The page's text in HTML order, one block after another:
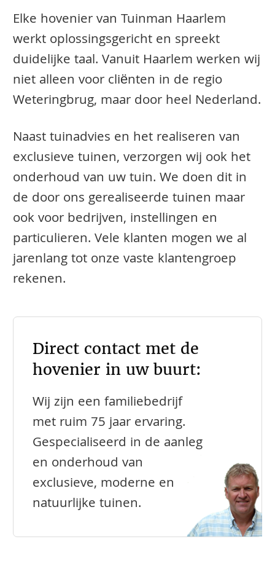
Elke hovenier van Tuinman Haarlem
werkt oplossingsgericht en spreekt
duidelijke taal. Vanuit Haarlem werken wij
niet alleen voor cliënten in de regio
Weteringbrug, maar door heel Nederland.
Naast tuinadvies en het realiseren van
exclusieve tuinen, verzorgen wij ook het
onderhoud van uw tuin. We doen dit in
de door ons gerealiseerde tuinen maar
ook voor bedrijven, instellingen en
particulieren. Vele klanten mogen we al
jarenlang tot onze vaste klantengroep
rekenen.
Direct contact met de
hovenier in uw buurt:
Wij zijn een familiebedrijf
met ruim 75 jaar ervaring.
Gespecialiseerd in de aanleg
en onderhoud van
exclusieve, moderne en
natuurlijke tuinen.